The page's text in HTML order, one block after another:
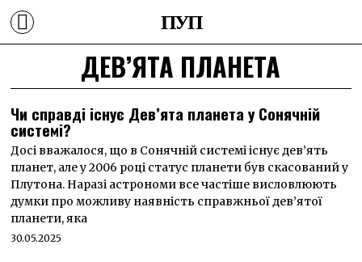
ПУП
ДЕВ’ЯТА ПЛАНЕТА
Чи справді існує Дев’ята планета у Сонячній
системі?
Досі вважалося, що в Сонячній системі існує дев’ять
планет, але у 2006 році статус планети був скасований у
Плутона. Наразі астрономи все частіше висловлюють
думки про можливу наявність справжньої дев’ятої
планети, яка
30.05.2025